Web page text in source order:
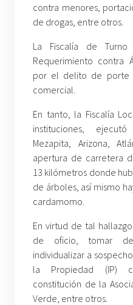
contra menores,
de drogas, entre otros.
La Fiscalía de
Requerimiento contra
por el delito de porte
comercial.
En tanto, la Fiscalía
instituciones,
Mezapita, Arizona,
apertura de carretera
13 kilómetros donde
de árboles, así mismo
cardamomo.
En virtud de tal
de oficio, tomar
individualizar a
la Propiedad (IP)
constitución de la
Verde, entre otros.